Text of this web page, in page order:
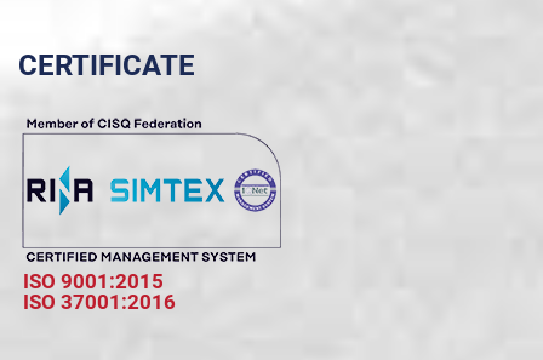
CERTIFICATE
ISO 9001:2015
ISO 37001:2016